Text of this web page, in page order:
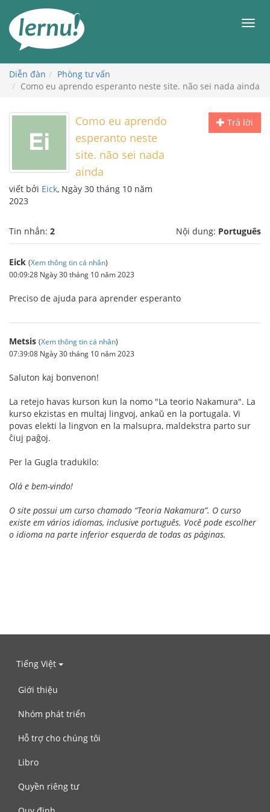
đến
phần
dung
Diễn đàn
Phòng tư vấn
Como eu aprendo esperanto neste site. não sei nada ainda
Trả lời
Como eu aprendo
esperanto neste
site. não sei nada
ainda
viết bởi Eick, Ngày 30 tháng 10 năm
2023
Tin nhắn: 2 Nội dung: Português
Eick (Xem thông tin cá nhân)
00:09:28 Ngày 30 tháng 10 năm 2023
Preciso de ajuda para aprender esperanto
Metsis (Xem thông tin cá nhân)
07:39:08 Ngày 30 tháng 10 năm 2023
Saluton kaj bonvenon!
La retejo havas kurson kun la nomo "La teorio Nakamura". La
kurso ekzistas en multaj lingvoj, ankaŭ en la portugala. Vi
povas elekti la lingvon en la malsupra, maldekstra parto sur
ĉiuj paĝoj.
Per la Gugla tradukilo:
Olá e bem-vindo!
O site possui um curso chamado “Teoria Nakamura”. O curso
existe em vários idiomas, inclusive português. Você pode escolher
o idioma na parte inferior esquerda de todas as páginas.
Tiếng Việt
Giới thiệu
Nhóm phát triển
Hỗ trợ cho chúng tôi
Libro
Quyền riêng tư